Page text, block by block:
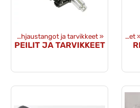
Ohjaustangot ja tarvikkeet ‪»
PEILIT JA TARVIKKEET
Tuotteet